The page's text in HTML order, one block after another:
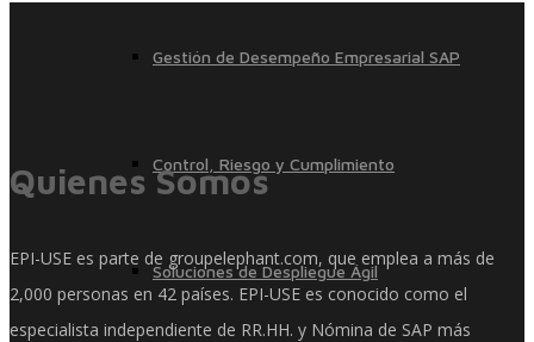
Gestión de Desempeño Empresarial SAP
Control, Riesgo y Cumplimiento
Soluciones de Despliegue Ágil
Quienes Somos
EPI-USE es parte de groupelephant.com, que emplea a más de
2,000 personas en 42 países. EPI-USE es conocido como el
especialista independiente de RR.HH. y Nómina de SAP más